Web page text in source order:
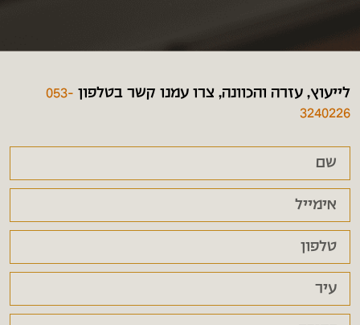
לייעוץ, עזרה והכוונה, צרו עמנו קשר בטלפון 053-
3240226